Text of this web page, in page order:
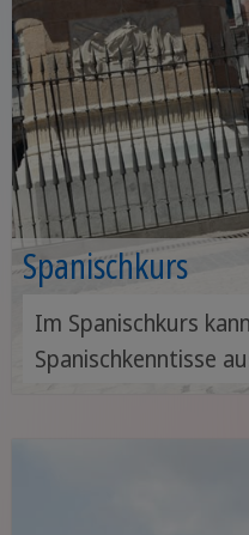
Spanischkurs
Im Spanischkurs
Spanischkenntisse